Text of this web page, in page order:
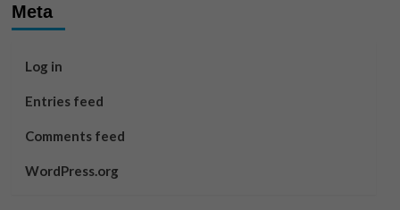
Meta
Log in
Entries feed
Comments feed
WordPress.org